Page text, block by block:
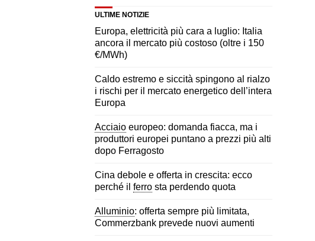
ULTIME NOTIZIE
Europa, elettricità più cara a luglio: Italia
ancora il mercato più costoso (oltre i 150
€/MWh)
Caldo estremo e siccità spingono al rialzo
i rischi per il mercato energetico dell’intera
Europa
Acciaio europeo: domanda fiacca, ma i
produttori europei puntano a prezzi più alti
dopo Ferragosto
Cina debole e offerta in crescita: ecco
perché il ferro sta perdendo quota
Alluminio: offerta sempre più limitata,
Commerzbank prevede nuovi aumenti